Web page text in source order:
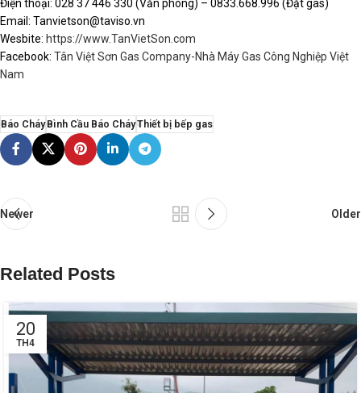
Điện thoại: 028 37 446 330 (Văn phòng) – 0833.668.996 (Đặt gas)
Email: Tanvietson@taviso.vn
Wesbite: https://www.TanVietSon.com
Facebook: Tân Việt Sơn Gas Company-Nhà Máy Gas Công Nghiệp Việt
Nam
Báo CháyBình Cầu Báo CháyThiết bị bếp gas
Newer Older
Related Posts
20
TH4